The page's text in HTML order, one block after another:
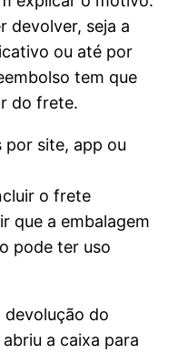
devolver, seja a
ou até por
tem que
do frete.
por site, app ou
o frete
que a embalagem
pode ter uso
devolução do
a caixa para